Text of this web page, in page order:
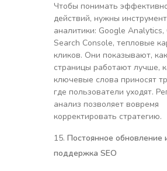
Чтобы понимать
действий, нужны
аналитики: Google Analytics,
Search Console, тепловые
кликов. Они показывают,
страницы работают лучше,
ключевые слова приносят
где пользователи уходят.
анализ позволяет вовремя
корректировать стратегию.
Постоянное обновление
поддержка SEO